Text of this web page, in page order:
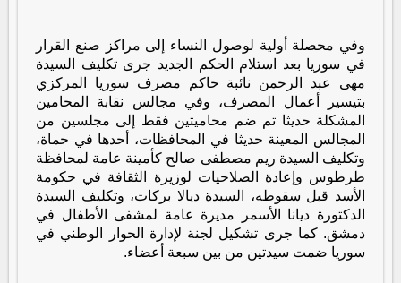
وفي محصلة أولية لوصول النساء إلى مراكز صنع القرار
في سوريا بعد استلام الحكم الجديد جرى تكليف السيدة
مهى عبد الرحمن نائبة حاكم مصرف سوريا المركزي
بتيسير أعمال المصرف، وفي مجالس نقابة المحامين
المشكلة حديثا تم ضم محاميتين فقط إلى مجلسين من
المجالس المعينة حديثا في المحافظات، أحدها في حماة،
وتكليف السيدة ريم مصطفى صالح كأمينة عامة لمحافظة
طرطوس وإعادة الصلاحيات لوزيرة الثقافة في حكومة
الأسد قبل سقوطه، السيدة ديالا بركات، وتكليف السيدة
الدكتورة ديانا الأسمر مديرة عامة لمشفى الأطفال في
دمشق. كما جرى تشكيل لجنة لإدارة الحوار الوطني في
سوريا ضمت سيدتين من بين سبعة أعضاء.